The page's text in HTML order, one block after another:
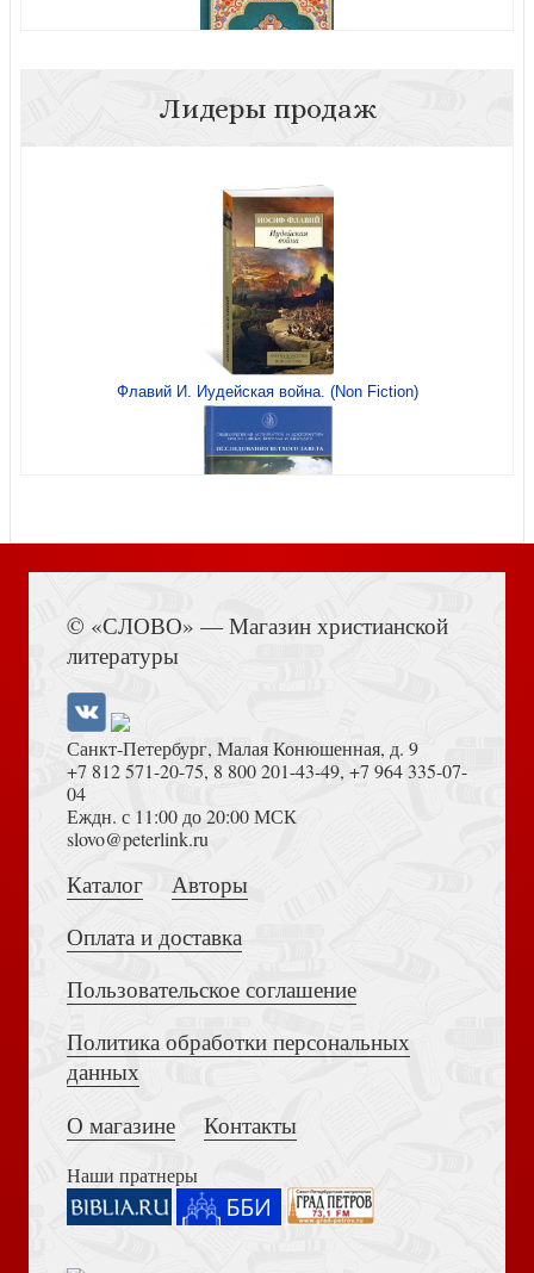
Миссионер и другие рассказы
Молитвослов и Псалтирь (Благовест)
Акафист святым мученикам Адриану и Наталии
(Благовест)
Моя жизнь во Христе (Благовест)
Толкования, или беседы, на Псалмы блаженного
Иеронима Стридонского
Лидеры продаж
Флавий И. Иудейская война. (Non Fiction)
Достоевский Ф.М. Сила и правда России (2024)
Толкование на Апокалипсис (Тихоний Африканский)
© «СЛОВО» — Магазин христианской
литературы
Санкт-Петербург, Малая Конюшенная, д. 9
+7 812 571-20-75, 8 800 201-43-49, +7 964 335-07-
04
Еждн. с 11:00 до 20:00 МСК
slovo@peterlink.ru
Каталог
Авторы
Оплата и доставка
Пользовательское соглашение
Политика обработки персональных
данных
О магазине
Контакты
Наши пратнеры